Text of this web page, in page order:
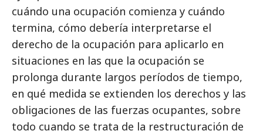
cuándo una ocupación comienza y cuándo
termina, cómo debería interpretarse el
derecho de la ocupación para aplicarlo en
situaciones en las que la ocupación se
prolonga durante largos períodos de tiempo,
en qué medida se extienden los derechos y las
obligaciones de las fuerzas ocupantes, sobre
todo cuando se trata de la restructuración de